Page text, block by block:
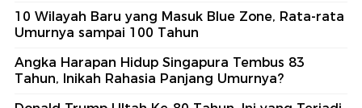
10 Wilayah Baru yang Masuk Blue Zone, Rata-rata
Umurnya sampai 100 Tahun
Angka Harapan Hidup Singapura Tembus 83
Tahun, Inikah Rahasia Panjang Umurnya?